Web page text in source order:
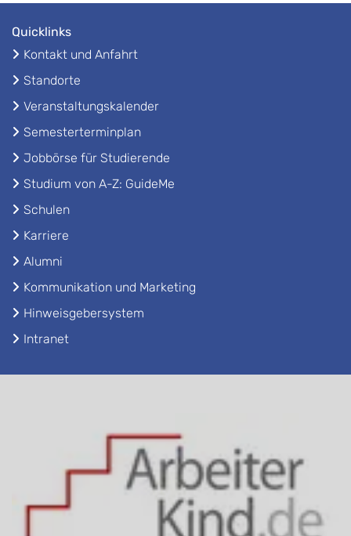
Quicklinks
Kontakt und Anfahrt
Standorte
Veranstaltungskalender
Semesterterminplan
Jobbörse für Studierende
Studium von A-Z: GuideMe
Schulen
Karriere
Alumni
Kommunikation und Marketing
Hinweisgebersystem
Intranet